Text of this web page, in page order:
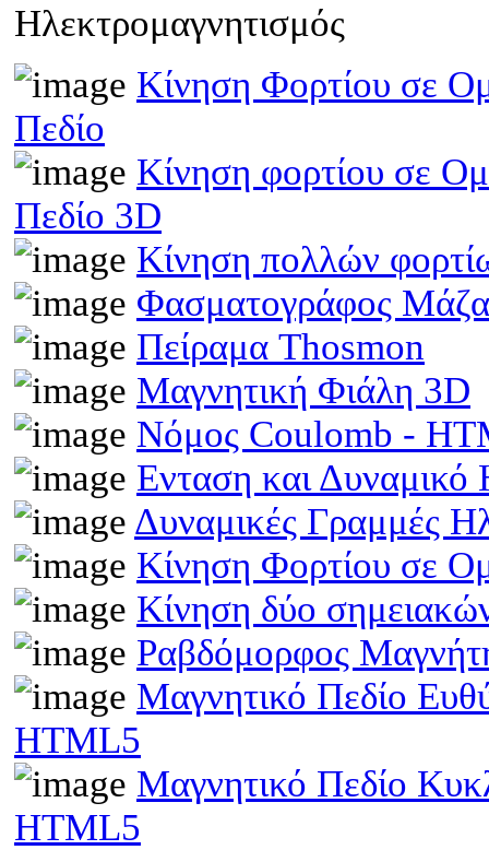
Ηλεκτρομαγνητισμός
Κίνηση Φορτίου σε
Πεδίο
Κίνηση φορτίου σε
Πεδίο 3D
Κίνηση πολλών
Φασματογράφος
Πείραμα Thosmon
Μαγνητική Φιάλη 3D
Νόμος Coulomb -
Ενταση και
Δυναμικές Γραμμές
Κίνηση Φορτίου σε
Κίνηση δύο
Ραβδόμορφος
Μαγνητικό Πεδίο
HTML5
Μαγνητικό Πεδίο
HTML5